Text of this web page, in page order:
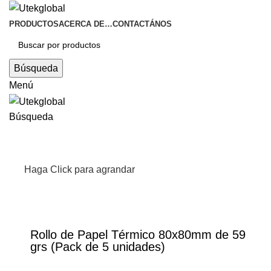
PRODUCTOSACERCA DE…CONTACTÁNOS
Búsqueda
Menú
Búsqueda
Haga Click para agrandar
Rollo de Papel Térmico 80x80mm de 59
grs (Pack de 5 unidades)